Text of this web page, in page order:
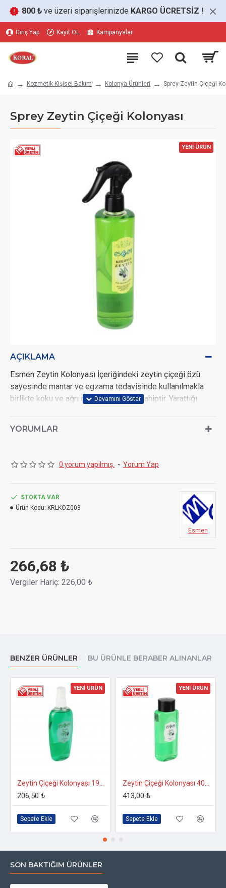
800 ₺ve üzeri siparişlerinizde KARGO ÜCRETSİZ !
Giriş Yap Kayıt OL Kampanyalar
Kozmetik Kişisel Bakım Kolonya Ürünleri Sprey Zeytin Çiçeği
Sprey Zeytin Çiçeği Kolonyası
YENİ ÜRÜN
AÇIKLAMA
Esmen Zeytin Kolonyası İçeriğindeki zeytin çiçeği özü
sayesinde mantar ve egzama tedavisinde kullanılmakla
birlikte koku ve ağrı giderici özelliğe sahiptir. Yarattığı
YORUMLAR
0 yorum yapılmış. - Yorum Yap
266,68 ₺
Vergiler Hariç: 226,00 ₺
STOKTA VAR
Ürün Kodu: KRLKOZ003
Esmen
BENZER ÜRÜNLER BU ÜRÜNLE BERABER ALINANLAR
YENİ ÜRÜN
Zeytin Çiçeği Kolonyası 190 CC.
206,50 ₺
Sepete Ekle
YENİ ÜRÜN
Zeytin Çiçeği Kolonyası 400 CC.
413,00 ₺
Sepete Ekle
SON BAKTIĞIM ÜRÜNLER